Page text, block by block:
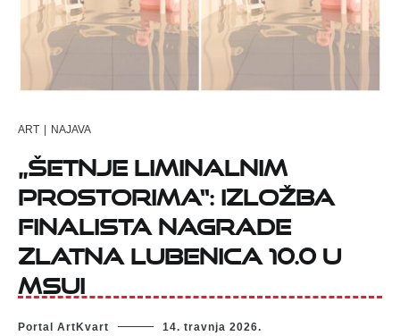
ART | NAJAVA
„Šetnje liminalnim
prostorima“: Izložba
finalista nagrade
Zlatna lubenica 10.0 u
MSUI
Portal ArtKvart 14. travnja 2026.